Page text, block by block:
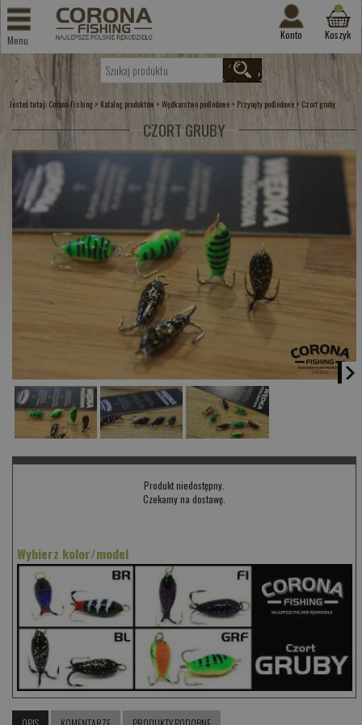
Menu Konto Koszyk
Jesteś tutaj: Corona-Fishing > Katalog produktów >Wędkarstwo podlodowe > Przynęty podlodowe > Czort gruby
CZORT GRUBY
Produkt niedostępny.
Czekamy na dostawę.
Wybierz kolor/model